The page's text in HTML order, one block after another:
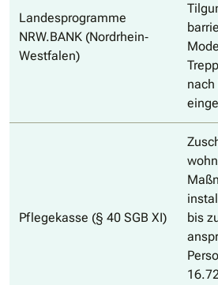
Landesprogramme
NRW.BANK (Nordrhein‐
Westfalen)
nach
Pflegekasse (§ 40 SGB XI)
bis